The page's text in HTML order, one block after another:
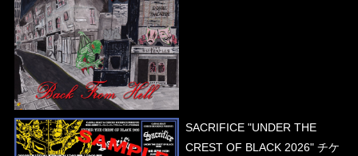
SACRIFICE "UNDER THE
CREST OF BLACK 2026" チケ